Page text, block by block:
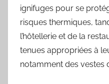
ignifuges pour se
risques thermiques,
l’hôtellerie et de la
tenues appropriées à
notamment des vestes